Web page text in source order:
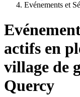
Evénements et
actifs en
village de
Quercy